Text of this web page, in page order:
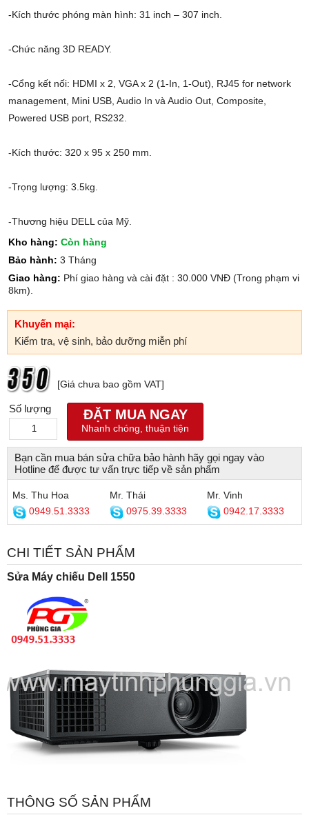
-Kích thước phóng màn hình: 31 inch – 307 inch.
-Chức năng 3D READY.
-Cổng kết nối: HDMI x 2, VGA x 2 (1-In, 1-Out), RJ45 for network
management, Mini USB, Audio In và Audio Out, Composite,
Powered USB port, RS232.
-Kích thước: 320 x 95 x 250 mm.
-Trọng lượng: 3.5kg.
-Thương hiệu DELL của Mỹ.
Kho hàng: Còn hàng
Bảo hành: 3 Tháng
Giao hàng: Phí giao hàng và cài đặt : 30.000 VNĐ (Trong phạm vi
8km).
Khuyến mại:
Kiểm tra, vệ sinh, bảo dưỡng miễn phí
[Giá chưa bao gồm VAT]
Số lượng ĐẶT MUA NGAY
Nhanh chóng, thuận tiện
Bạn cần mua bán sửa chữa bảo hành hãy gọi ngay vào
Hotline để được tư vấn trực tiếp về sản phẩm
Ms. Thu Hoa
0949.51.3333
Mr. Thái
0975.39.3333
Mr. Vinh
0942.17.3333
CHI TIẾT SẢN PHẨM
Sửa Máy chiếu Dell 1550
THÔNG SỐ SẢN PHẨM